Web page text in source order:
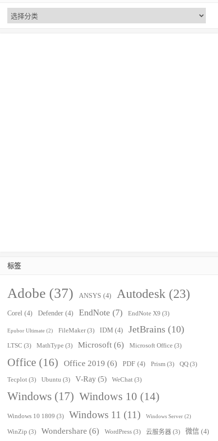
标签
Adobe (37) ANSYS (4) Autodesk (23)
Corel (4) Defender (4) EndNote (7) EndNote X9 (3)
Epubor Ultimate (2) FileMaker(3) IDM (4) JetBrains (10)
LTSC (3) MathType (3) Microsoft (6) Microsoft Office (3)
Office (16) Office 2019 (6) PDF (4) Prism (3) QQ (3)
Tecplot (3) Ubuntu (3) V-Ray (5) WeChat (3)
Windows (17) Windows 10 (14)
Windows 10 1809 (3) Windows 11 (11) Windows Server (2)
WinZip (3) Wondershare (6) WordPress (3) 云服务器 (3) 微信 (4)